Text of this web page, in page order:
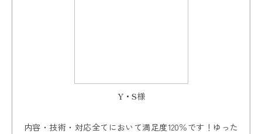
Y・S様
内容・技術・対応全てにおいて満足度120％です！ゆった